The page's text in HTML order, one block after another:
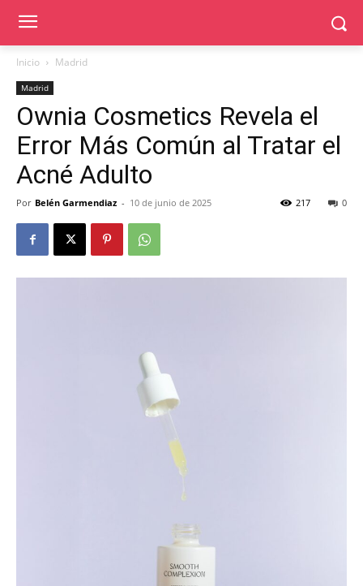
Inicio Madrid
Madrid
Ownia Cosmetics Revela el
Error Más Común al Tratar el
Acné Adulto
Por Belén Garmendiaz - 10 de junio de 2025 0
217